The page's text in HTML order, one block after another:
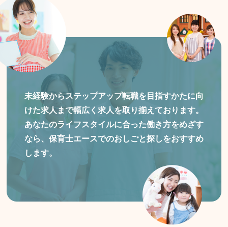
未経験からステップアップ転職を目指すかたに向
けた求人まで幅広く求人を取り揃えております。
あなたのライフスタイルに合った働き方をめざす
なら、保育士エースでのおしごと探しをおすすめ
します。